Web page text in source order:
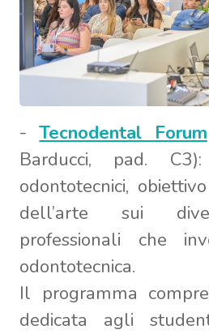
-Tecnodental Forum
Barducci, pad.
odontotecnici,
dell’arte sui
professionali che
odontotecnica.
Il programma
dedicata agli